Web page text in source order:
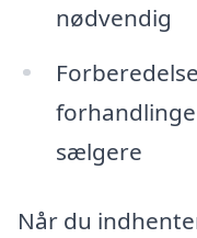
nødvendig
sælgere
Når du